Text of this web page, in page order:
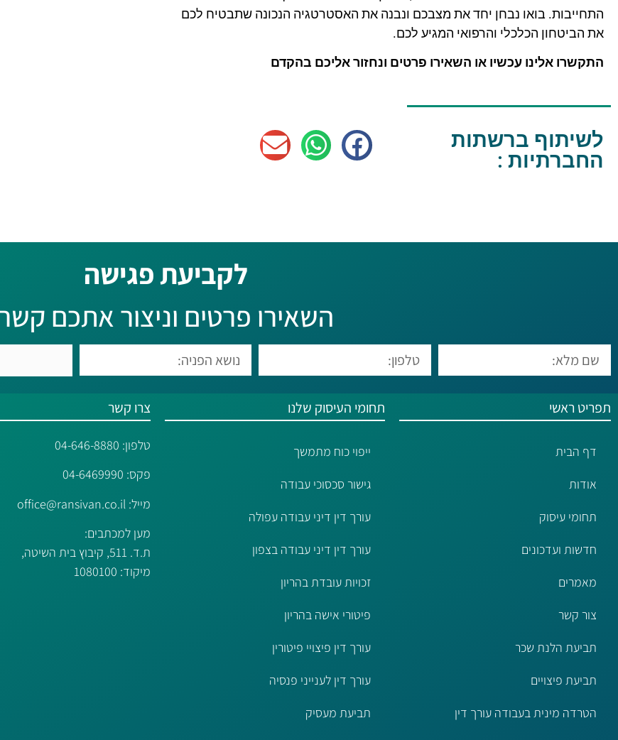
התחייבות. בואו נבחן יחד את מצבכם ונבנה את האסטרטגיה הנכונה שתבטיח לכם
את הביטחון הכלכלי והרפואי המגיע לכם.
התקשרו אלינו עכשיו או השאירו פרטים ונחזור אליכם בהקדם
לשיתוף ברשתות
החברתיות :
לקביעת פגישה​
השאירו פרטים וניצור אתכם
תפריט ראשי
דף הבית
אודות
תחומי עיסוק
חדשות ועדכונים
מאמרים
צור קשר
תביעת הלנת שכר
תביעת פיצויים
הטרדה מינית בעבודה עורך דין
תחומי העיסוק שלנו
ייפוי כוח מתמשך
גישור סכסוכי עבודה
עורך דין דיני עבודה עפולה
עורך דין דיני עבודה בצפון
זכויות עובדת בהריון
פיטורי אישה בהריון
עורך דין פיצויי פיטורין
עורך דין לענייני פנסיה
תביעת מעסיק
צרו קשר
טלפון: 04-646-8880
פקס: 04-6469990
מייל: office@ransivan.co.il
מען למכתבים:
ת.ד. 511, קיבוץ בית השיטה,
מיקוד: 1080100